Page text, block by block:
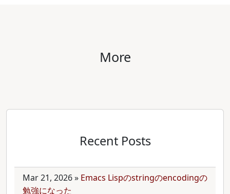
More
Recent Posts
Mar 21, 2026» Emacs Lispのstringのencodingの
勉強になった